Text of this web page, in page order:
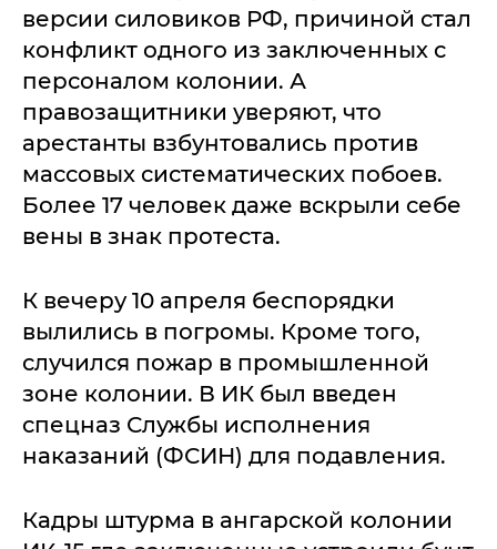
версии силовиков РФ, причиной стал
конфликт одного из заключенных с
персоналом колонии. А
правозащитники уверяют, что
арестанты взбунтовались против
массовых систематических побоев.
Более 17 человек даже вскрыли себе
вены в знак протеста.
К вечеру 10 апреля беспорядки
вылились в погромы. Кроме того,
случился пожар в промышленной
зоне колонии. В ИК был введен
спецназ Службы исполнения
наказаний (ФСИН) для подавления.
Кадры штурма в ангарской колонии